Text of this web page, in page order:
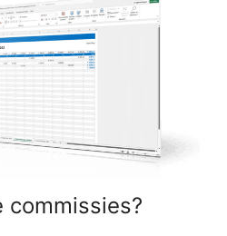
commissies?